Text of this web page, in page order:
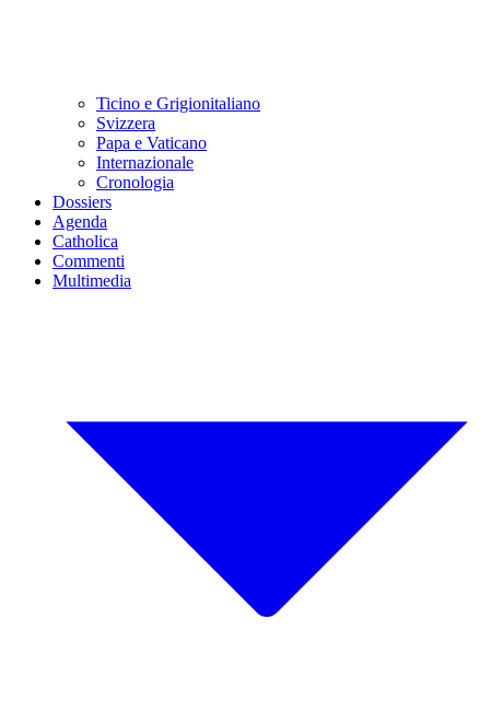
Ticino e Grigionitaliano
Svizzera
Papa e Vaticano
Internazionale
Cronologia
Dossiers
Agenda
Catholica
Commenti
Multimedia